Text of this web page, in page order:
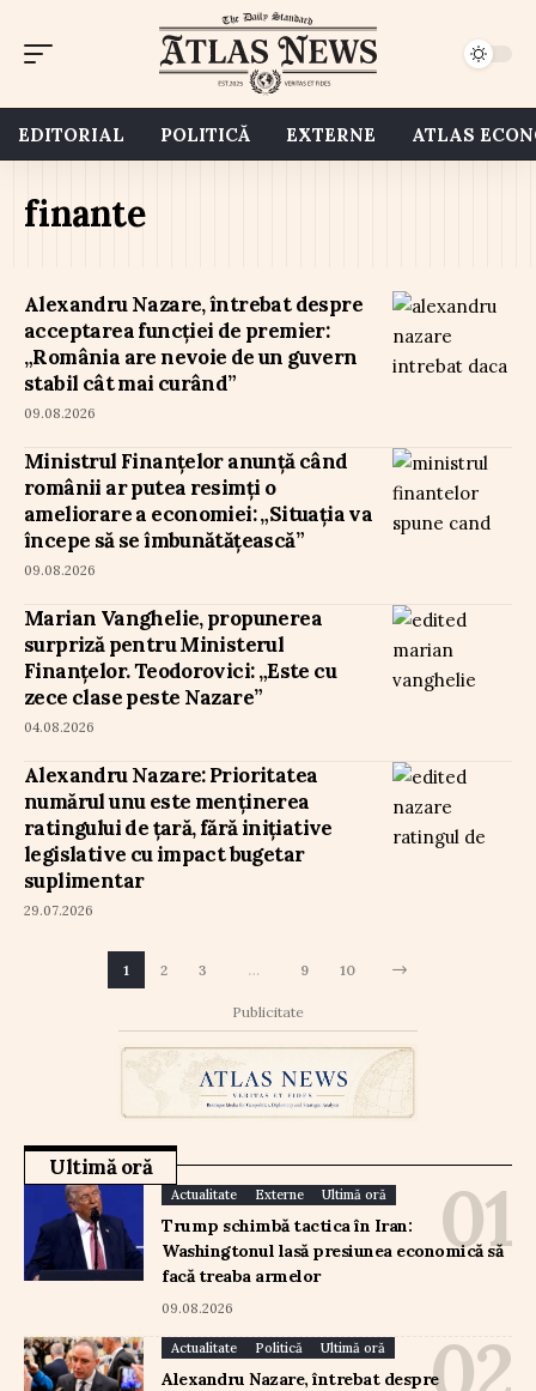
EDITORIAL POLITICĂ EXTERNE ATLAS
finante
Alexandru Nazare, întrebat despre
acceptarea funcției de premier:
„România are nevoie de un guvern
stabil cât mai curând”
09.08.2026
Ministrul Finanțelor anunță când
românii ar putea resimți o
ameliorare a economiei: „Situația va
începe să se îmbunătățească”
09.08.2026
Marian Vanghelie, propunerea
surpriză pentru Ministerul
Finanțelor. Teodorovici: „Este cu
zece clase peste Nazare”
04.08.2026
Alexandru Nazare: Prioritatea
numărul unu este menținerea
ratingului de țară, fără inițiative
legislative cu impact bugetar
suplimentar
29.07.2026
1 2 3 … 9 10
Publicitate
Ultimă oră
Actualitate Externe Ultimă oră
Trump schimbă tactica în Iran:
Washingtonul lasă presiunea economică să
facă treaba armelor
09.08.2026
Actualitate Politică Ultimă oră
Alexandru Nazare, întrebat despre